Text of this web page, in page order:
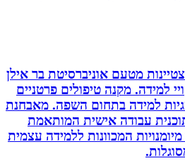
מטעם אוניברסיטת בר אילן
מקנה טיפולים פרטניים
למידה בתחום השפה. מאבחנת
עבודה אישית המותאמת
המכוונות ללמידה עצמית